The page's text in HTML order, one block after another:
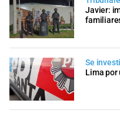
Javier:
Se
Lima por